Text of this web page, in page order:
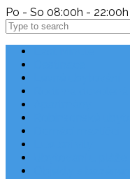
Po - So 08:00h -